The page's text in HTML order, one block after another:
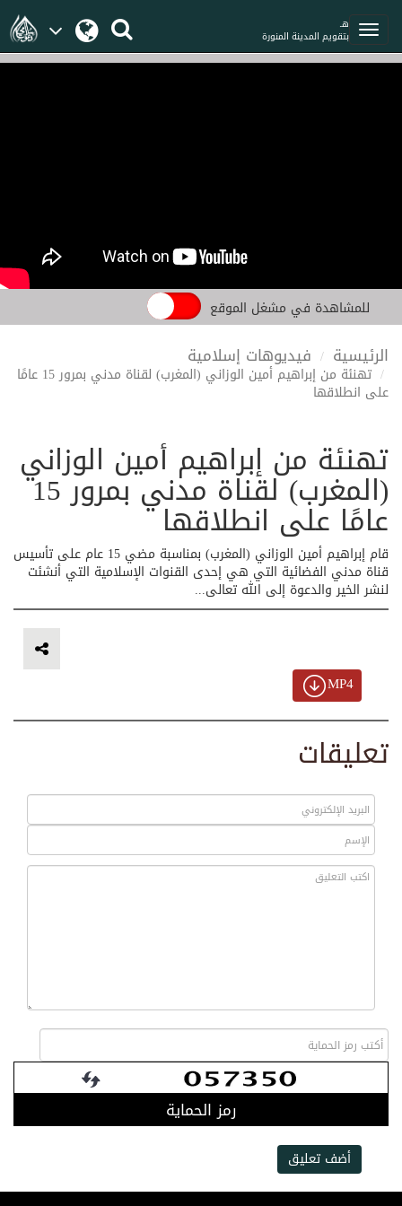
هـ
بتقويم المدينة المنورة
للمشاهدة في مشغل الموقع
الرئيسية فيديوهات إسلامية
تهنئة من إبراهيم أمین الوزاني (المغرب) لقناة مدني بمرور 15 عامًا
على انطلاقها
تهنئة من إبراهيم أمین الوزاني
(المغرب) لقناة مدني بمرور 15
عامًا على انطلاقها
قام إبراهيم أمین الوزاني (المغرب) بمناسبة مضي 15 عام على تأسيس
قناة مدني الفضائية التي هي إحدى القنوات الإسلامية التي أنشئت
لنشر الخير والدعوة إلى الله تعالى...
MP4
تعليقات
رمز الحماية
أضف تعليق